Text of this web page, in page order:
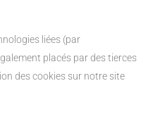
liées (par
placés par des tierces
des cookies sur notre site